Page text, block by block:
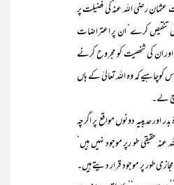
رضی اللہ عنہ کی فضیلت پر
تنقیص کرے‘ ان پر اعتراضات
ان کی شخصیت کو مجروح کرنے
کہ وہ اللہ تعالیٰ کے ہاں
لے۔
دونوں مواقع پر اگرچہ
حقیقی طو رپر موجود نہیں ہیں‘
طور پر موجود قرار دیتے ہیں۔